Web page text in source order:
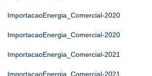
ImportacaoEnergia_Comercial-2020
ImportacaoEnergia_Comercial-2020
ImportacaoEnergia_Comercial-2021
ImportacaoEnergia_Comercial-2021